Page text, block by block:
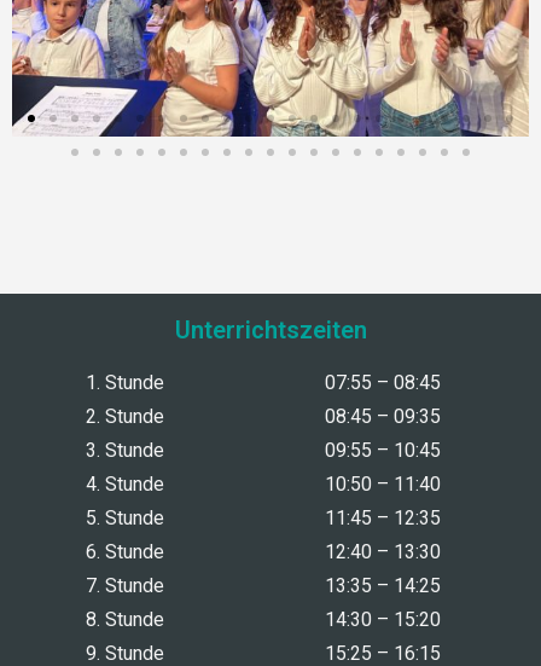
Unterrichtszeiten
1. Stunde
07:55 – 08:45
2. Stunde
08:45 – 09:35
3. Stunde
09:55 – 10:45
4. Stunde
10:50 – 11:40
5. Stunde
11:45 – 12:35
6. Stunde
12:40 – 13:30
7. Stunde
13:35 – 14:25
8. Stunde
14:30 – 15:20
9. Stunde
15:25 – 16:15